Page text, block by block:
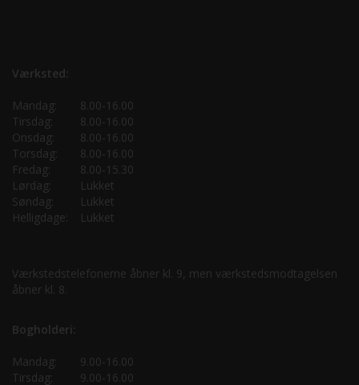
Værksted:
Mandag:
8.00-16.00
Tirsdag:
8.00-16.00
Onsdag:
8.00-16.00
Torsdag:
8.00-16.00
Fredag:
8.00-15.30
Lørdag:
Lukket
Søndag:
Lukket
Helligdage:
Lukket
Værkstedstelefonerne åbner kl. 9, men værkstedsmodtagelsen
åbner kl. 8.
Bogholderi:
Mandag:
9.00-16.00
Tirsdag:
9.00-16.00